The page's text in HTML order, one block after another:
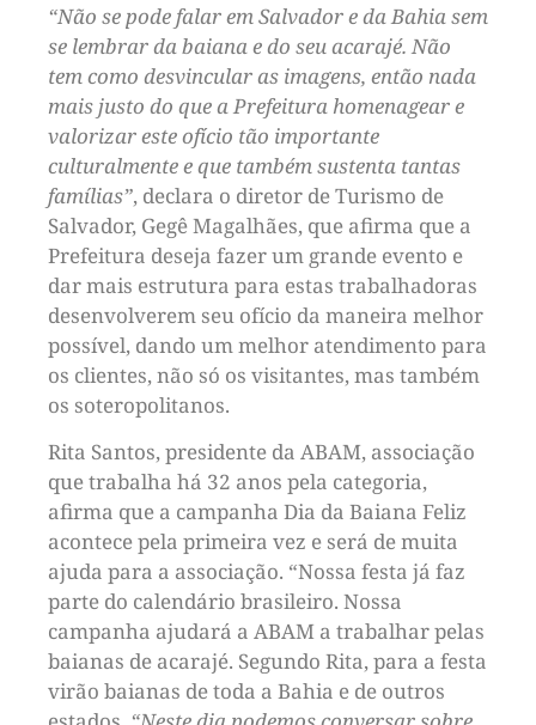
“Não se pode falar em Salvador e da Bahia sem
se lembrar da baiana e do seu acarajé. Não
tem como desvincular as imagens, então nada
mais justo do que a Prefeitura homenagear e
valorizar este ofício tão importante
culturalmente e que também sustenta tantas
famílias”, declara o diretor de Turismo de
Salvador, Gegê Magalhães, que afirma que a
Prefeitura deseja fazer um grande evento e
dar mais estrutura para estas trabalhadoras
desenvolverem seu ofício da maneira melhor
possível, dando um melhor atendimento para
os clientes, não só os visitantes, mas também
os soteropolitanos.
Rita Santos, presidente da ABAM, associação
que trabalha há 32 anos pela categoria,
afirma que a campanha Dia da Baiana Feliz
acontece pela primeira vez e será de muita
ajuda para a associação. “Nossa festa já faz
parte do calendário brasileiro. Nossa
campanha ajudará a ABAM a trabalhar pelas
baianas de acarajé. Segundo Rita, para a festa
virão baianas de toda a Bahia e de outros